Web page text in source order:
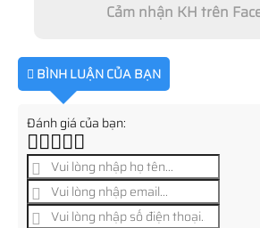
Cảm nhận KH trên
BÌNH LUẬN CỦA BẠN
Đánh giá của bạn: